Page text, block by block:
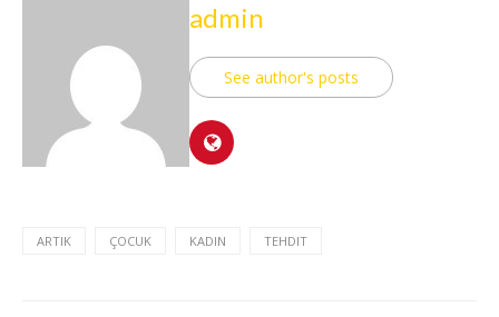
admin
See author's posts
ARTIK ÇOCUK KADIN TEHDIT